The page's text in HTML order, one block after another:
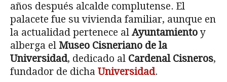
años después alcalde complutense. El
palacete fue su vivienda familiar, aunque en
la actualidad pertenece al Ayuntamientoy
alberga el Museo Cisneriano de la
Universidad, dedicado al Cardenal Cisneros,
fundador de dicha Universidad.